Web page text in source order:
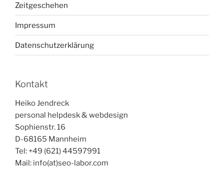
Zeitgeschehen
Impressum
Datenschutzerklärung
Kontakt
Heiko Jendreck
personal helpdesk & webdesign
Sophienstr. 16
D-68165 Mannheim
Tel: +49 (621) 44597991
Mail: info(at)seo-labor.com